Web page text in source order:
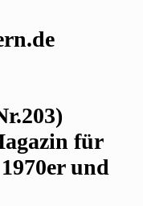
für
und